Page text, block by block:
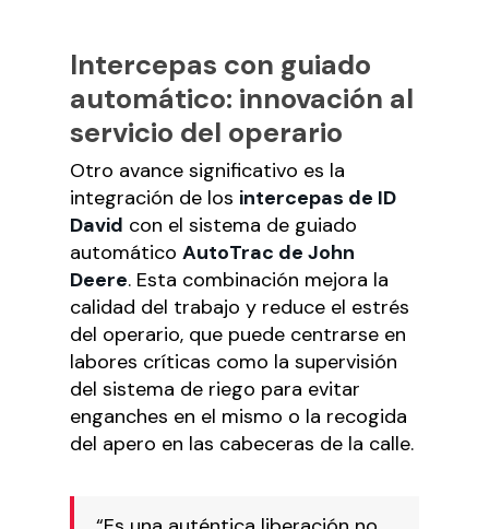
Intercepas con guiado
automático: innovación al
servicio del operario
Otro avance significativo es la
integración de los intercepas de ID
David con el sistema de guiado
automático AutoTrac de John
Deere. Esta combinación mejora la
calidad del trabajo y reduce el estrés
del operario, que puede centrarse en
labores críticas como la supervisión
del sistema de riego para evitar
enganches en el mismo o la recogida
del apero en las cabeceras de la calle.